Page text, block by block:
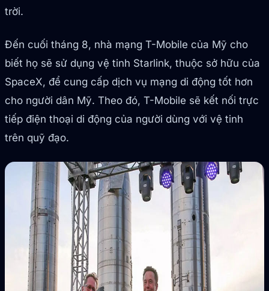
trời.
Đến cuối tháng 8, nhà mạng T-Mobile của Mỹ cho
biết họ sẽ sử dụng vệ tinh Starlink, thuộc sở hữu của
SpaceX, để cung cấp dịch vụ mạng di động tốt hơn
cho người dân Mỹ. Theo đó, T-Mobile sẽ kết nối trực
tiếp điện thoại di động của người dùng với vệ tinh
trên quỹ đạo.